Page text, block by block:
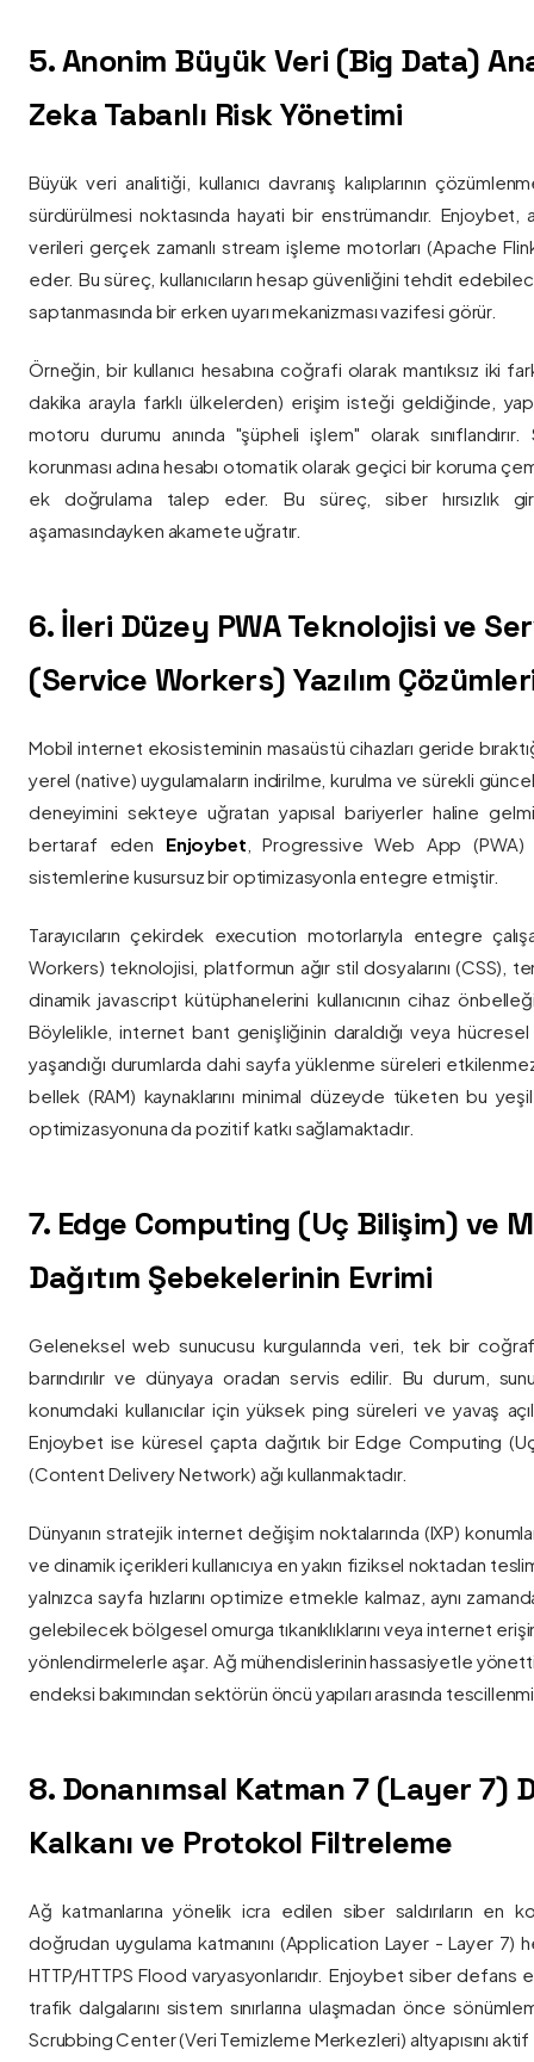
5. Anonim Büyük Veri (Big Data)
Zeka Tabanlı Risk Yönetimi
Büyük veri analitiği, kullanıcı davranış kalıplarının
sürdürülmesi noktasında hayati bir enstrümandır. Enjoybet,
verileri gerçek zamanlı stream işleme motorları (Apache Flink
eder. Bu süreç, kullanıcıların hesap güvenliğini tehdit
saptanmasında bir erken uyarı mekanizması vazifesi görür.
Örneğin, bir kullanıcı hesabına coğrafi olarak mantıksız iki
dakika arayla farklı ülkelerden) erişim isteği geldiğinde,
motoru durumu anında "şüpheli işlem" olarak sınıflandırır.
korunması adına hesabı otomatik olarak geçici bir koruma
ek doğrulama talep eder. Bu süreç, siber hırsızlık
aşamasındayken akamete uğratır.
6. İleri Düzey PWA Teknolojisi ve
(Service Workers) Yazılım
Mobil internet ekosisteminin masaüstü cihazları geride
yerel (native) uygulamaların indirilme, kurulma ve sürekli
deneyimini sekteye uğratan yapısal bariyerler haline
bertaraf eden Enjoybet , Progressive Web App (PWA)
sistemlerine kusursuz bir optimizasyonla entegre etmiştir.
Tarayıcıların çekirdek execution motorlarıyla entegre
Workers) teknolojisi, platformun ağır stil dosyalarını (CSS),
dinamik javascript kütüphanelerini kullanıcının cihaz
Böylelikle, internet bant genişliğinin daraldığı veya
yaşandığı durumlarda dahi sayfa yüklenme süreleri
bellek (RAM) kaynaklarını minimal düzeyde tüketen bu yeşil
optimizasyonuna da pozitif katkı sağlamaktadır.
7. Edge Computing (Uç Bilişim) ve
Dağıtım Şebekelerinin Evrimi
Geleneksel web sunucusu kurgularında veri, tek bir
barındırılır ve dünyaya oradan servis edilir. Bu durum,
konumdaki kullanıcılar için yüksek ping süreleri ve yavaş
Enjoybet ise küresel çapta dağıtık bir Edge Computing
(Content Delivery Network) ağı kullanmaktadır.
Dünyanın stratejik internet değişim noktalarında (IXP)
ve dinamik içerikleri kullanıcıya en yakın fiziksel noktadan
yalnızca sayfa hızlarını optimize etmekle kalmaz, aynı
gelebilecek bölgesel omurga tıkanıklıklarını veya internet
yönlendirmelerle aşar. Ağ mühendislerinin hassasiyetle
endeksi bakımından sektörün öncü yapıları arasında
8. Donanımsal Katman 7 (Layer 7)
Kalkanı ve Protokol Filtreleme
Ağ katmanlarına yönelik icra edilen siber saldırıların en
doğrudan uygulama katmanını (Application Layer - Layer 7)
HTTP/HTTPS Flood varyasyonlarıdır. Enjoybet siber
trafik dalgalarını sistem sınırlarına ulaşmadan önce
Scrubbing Center (Veri Temizleme Merkezleri) altyapısını